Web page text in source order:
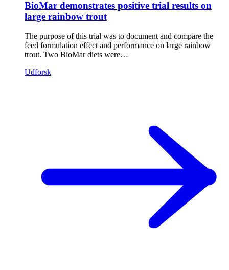
BioMar demonstrates positive trial results on
large rainbow trout
The purpose of this trial was to document and compare the
feed formulation effect and performance on large rainbow
trout. Two BioMar diets were…
Udforsk